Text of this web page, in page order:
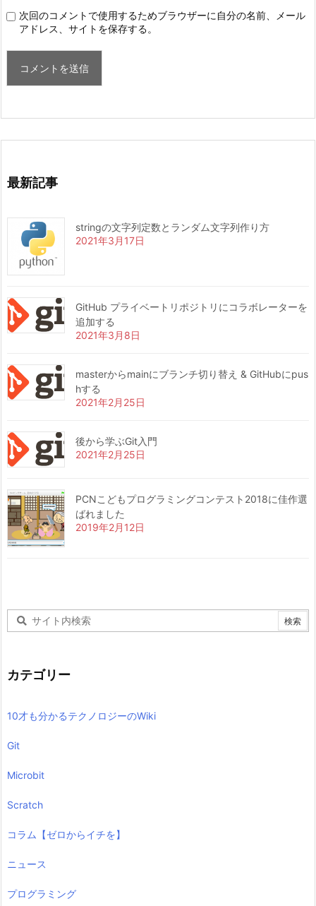
次回のコメントで使用するためブラウザーに自分の名前、メール
アドレス、サイトを保存する。
最新記事
stringの文字列定数とランダム文字列作り方
2021年3月17日
GitHub プライベートリポジトリにコラボレーターを
追加する
2021年3月8日
masterからmainにブランチ切り替え & GitHubにpus
hする
2021年2月25日
後から学ぶGit入門
2021年2月25日
PCNこどもプログラミングコンテスト2018に佳作選
ばれました
2019年2月12日
カテゴリー
10才も分かるテクノロジーのWiki
Git
Microbit
Scratch
コラム【ゼロからイチを】
ニュース
プログラミング